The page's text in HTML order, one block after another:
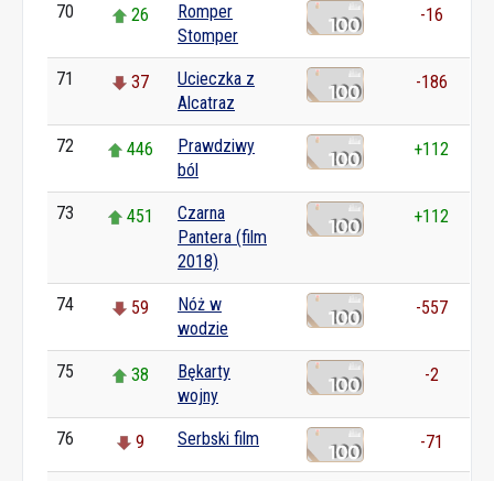
70 26
Romper
Stomper
-16
71 37
Ucieczka z
Alcatraz
-186
72 446
Prawdziwy
ból
+112
73 451
Czarna
Pantera (film
2018)
+112
74 59
Nóż w
wodzie
-557
75 38
Bękarty
wojny
-2
76 9 Serbski film -71